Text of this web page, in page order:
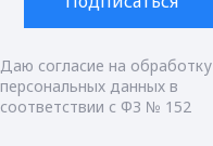
Даю согласие на обработку
персональных данных в
соответствии с ФЗ № 152